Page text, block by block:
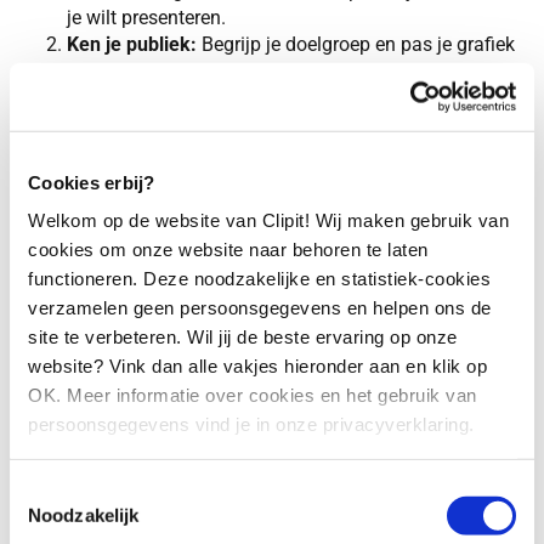
Cookies erbij?
Welkom op de website van Clipit! Wij maken gebruik van
cookies om onze website naar behoren te laten
functioneren. Deze noodzakelijke en statistiek-cookies
verzamelen geen persoonsgegevens en helpen ons de
site te verbeteren. Wil jij de beste ervaring op onze
website? Vink dan alle vakjes hieronder aan en klik op
OK. Meer informatie over cookies en het gebruik van
persoonsgegevens vind je in onze privacyverklaring.
Noodzakelijk
je wilt presenteren.
Ken je publiek: Begrijp je doelgroep en pas je grafiek
werkt mogelijk niet voor een ander. Zorg ervoor dat je
Less is more:
lezer afleiden en ervoor zorgen dat je boodschap niet
overkomt. Richt je op de essentials en vermijd
onnodige toevoegingen die afleiden van de
boodschap.
Slim kleurgebruik: kleuren zijn krachtige tools in
datavisualisatie. Gebruik kleur om belangrijke
elementen te benadrukken en de aandacht van je
publiek te sturen. Houd rekening met het belang van
Inzichten als het doel en publiek is iets wat wij bij de intake